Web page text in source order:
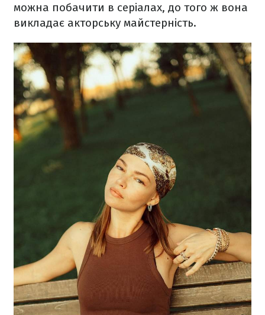
можна побачити в серіалах, до того ж вона
викладає акторську майстерність.